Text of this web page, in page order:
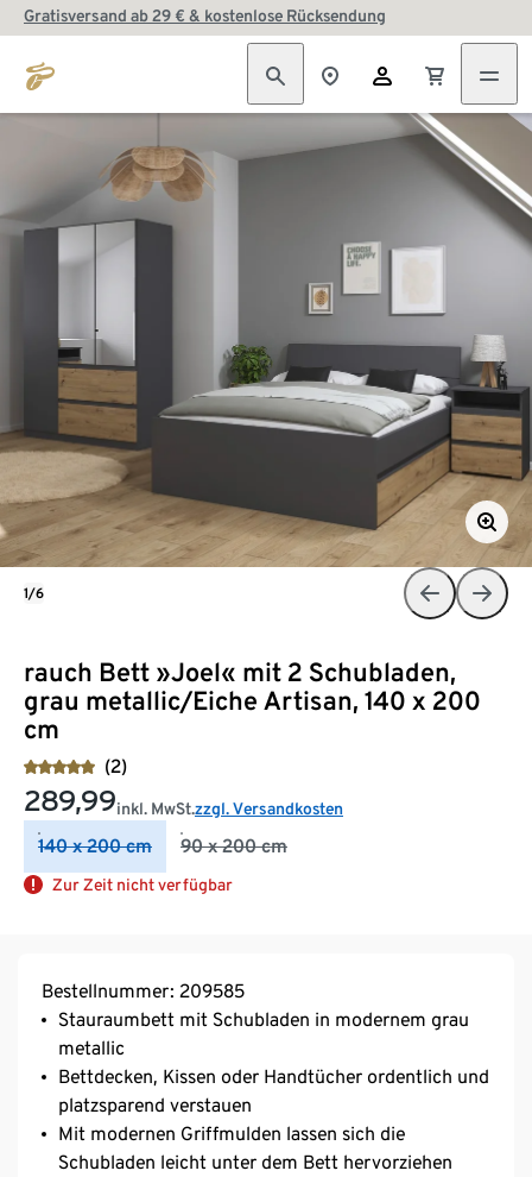
Gratisversand ab 29 € & kostenlose Rücksendung
rauch Bett »Joel« mit 2 Schubladen,
grau metallic/Eiche Artisan, 140 x 200
cm
(2)
289,99inkl. MwSt.zzgl. Versandkosten
140 x 200 cm 90 x 200 cm
Zur Zeit nicht verfügbar
1/6
Bestellnummer: 209585
Stauraumbett mit Schubladen in modernem grau
metallic
Bettdecken, Kissen oder Handtücher ordentlich und
platzsparend verstauen
Mit modernen Griffmulden lassen sich die
Schubladen leicht unter dem Bett hervorziehen